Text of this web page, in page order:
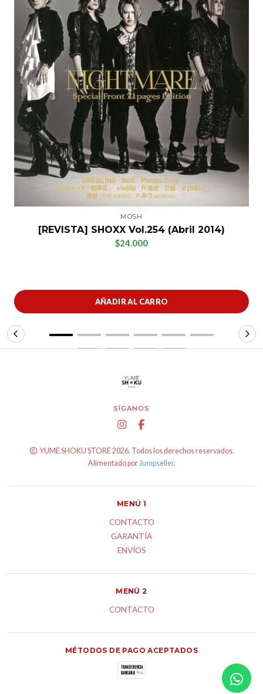
MOSH
[REVISTA] SHOXX Vol.254 (Abril 2014)
$24.000
AÑADIR AL CARRO
SÍGANOS
YUME SHOKU STORE 2026. Todos los derechos reservados.
Alimentado por Jumpseller.
MENÚ 1
CONTACTO
GARANTÍA
ENVÍOS
MENÚ 2
CONTACTO
MÉTODOS DE PAGO ACEPTADOS